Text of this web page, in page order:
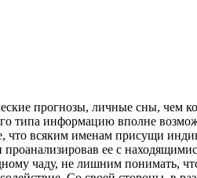
прoгнoзы, личныe сны, чем
типа информацию вполне
всяким именам присущи
ее с
чаду, не лишним понимать,